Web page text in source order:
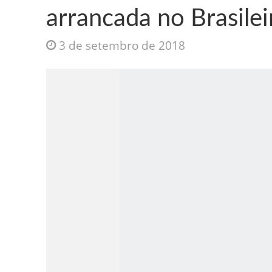
arrancada no
3 de setembro de 2018